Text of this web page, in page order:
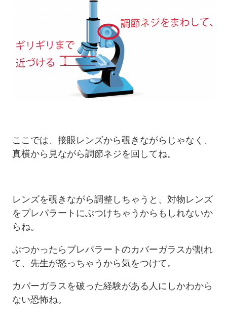
ここでは、接眼レンズから覗きながらじゃなく、
真横から見ながら調節ネジを回してね。
レンズを覗きながら調整しちゃうと、対物レンズ
をプレパラートにぶつけちゃうからもしれないか
らね。
ぶつかったらプレパラートのカバーガラスが割れ
て、先生が怒っちゃうから気をつけて。
カバーガラスを破った経験がある人にしかわから
ない恐怖ね。